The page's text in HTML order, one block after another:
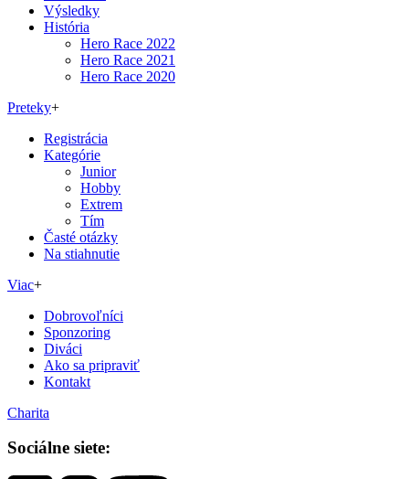
Výsledky
História
Hero Race 2022
Hero Race 2021
Hero Race 2020
Preteky+
Registrácia
Kategórie
Junior
Hobby
Extrem
Tím
Časté otázky
Na stiahnutie
Viac+
Dobrovoľníci
Sponzoring
Diváci
Ako sa pripraviť
Kontakt
Charita
Sociálne siete: